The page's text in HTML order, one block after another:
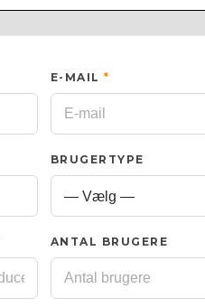
E-MAIL *
BRUGERTYPE
ANTAL BRUGERE